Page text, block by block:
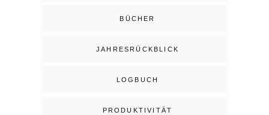
BÜCHER
JAHRESRÜCKBLICK
LOGBUCH
PRODUKTIVITÄT